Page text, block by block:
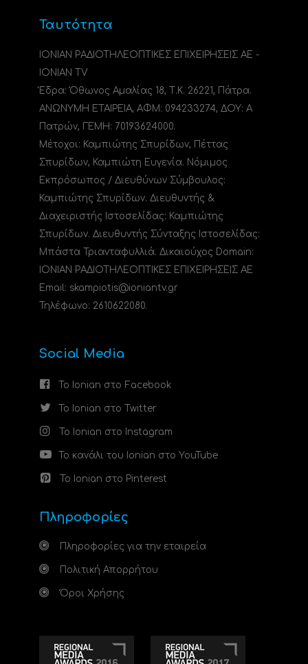
Ταυτότητα
ΙΟΝΙΑΝ ΡΑΔΙΟΤΗΛΕΟΠΤΙΚΕΣ ΕΠΙΧΕΙΡΗΣΕΙΣ ΑΕ -
IONIAN TV
Έδρα: Όθωνος Αμαλίας 18, Τ.Κ. 26221, Πάτρα.
ΑΝΩΝΥΜΗ ΕΤΑΙΡΕΙΑ, ΑΦΜ: 094233274, ΔΟΥ: A
Πατρών, ΓΕΜΗ: 70193624000.
Μέτοχοι: Καμπιώτης Σπυρίδων, Πέττας
Σπυρίδων, Καμπιώτη Ευγενία. Νόμιμος
Εκπρόσωπος / Διευθύνων Σύμβουλος:
Καμπιώτης Σπυρίδων. Διευθυντής &
Διαχειριστής Ιστοσελίδας: Καμπιώτης
Σπυρίδων. Διευθυντής Σύνταξης Ιστοσελίδας:
Μπάστα Τριανταφυλλιά. Δικαιούχος Domain:
ΙΟΝΙΑΝ ΡΑΔΙΟΤΗΛΕΟΠΤΙΚΕΣ ΕΠΙΧΕΙΡΗΣΕΙΣ ΑΕ
Email: skampiotis@ioniantv.gr
Τηλέφωνο: 2610622080.
Social Media
Το Ionian στο Facebook
Το Ionian στο Twitter
Το Ionian στο Instagram
Το κανάλι του Ionian στο YouTube
Το Ionian στο Pinterest
Πληροφορίες
Πληροφορίες για την εταιρεία
Πολιτική Απορρήτου
Όροι Χρήσης